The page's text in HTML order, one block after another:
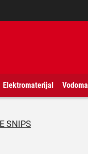
Elektromaterijal
SNIPS